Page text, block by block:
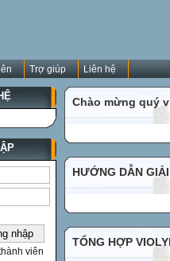
Trợ giúp Liên hệ
viên
Chào mừng quý
HƯỚNG DẪN
TỔNG HỢP